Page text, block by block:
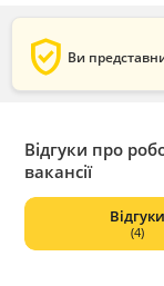
verified_user Ви
Відгуки про
вакансії
Відгуки
(4)